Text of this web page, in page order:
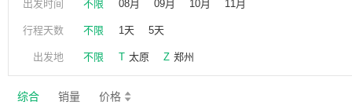
出发时间 不限 08月 09月 10月 11月
行程天数 不限 1天 5天
出发地 不限 T 太原 Z 郑州
综合 销量 价格